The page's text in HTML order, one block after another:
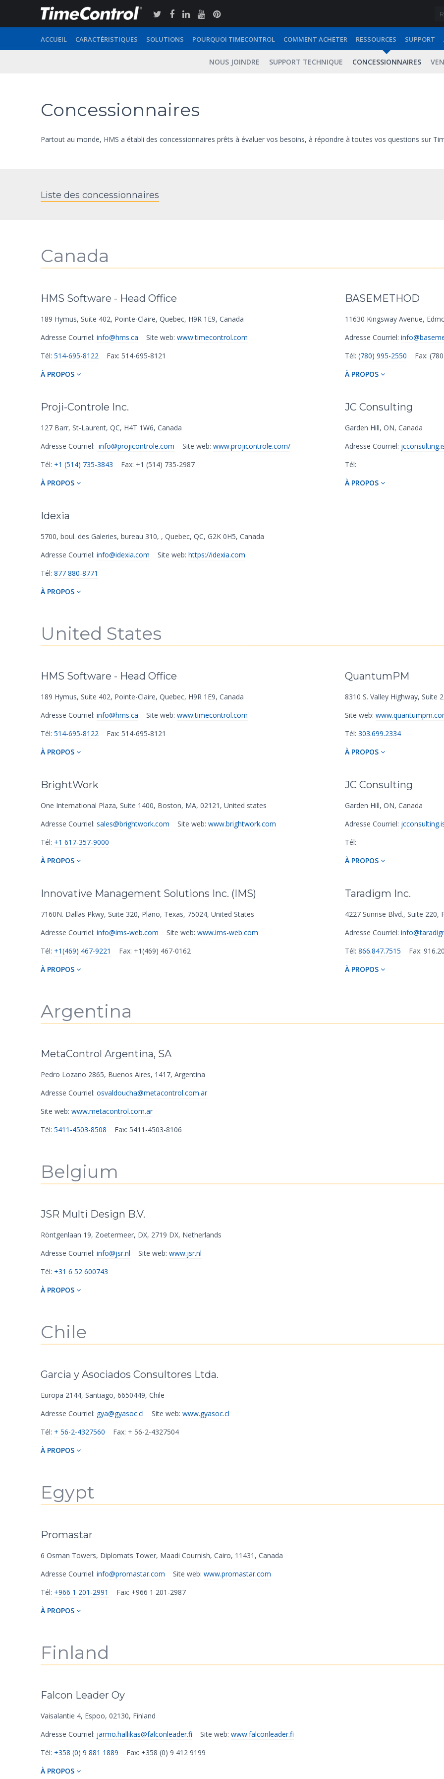
ACCUEIL CARACTÉRISTIQUES SOLUTIONS POURQUOI TIMECONTROL COMMENT ACHETER RESSOURCES SUPPORT
NOUS JOINDRE SUPPORT TECHNIQUE CONCESSIONNAIRES
Concessionnaires
Partout au monde, HMS a établi des concessionnaires prêts à évaluer vos besoins, à répondre à toutes vos questions sur
Liste des concessionnaires
Canada
HMS Software - Head Office
189 Hymus, Suite 402, Pointe-Claire, Quebec, H9R 1E9, Canada
Adresse Courriel: info@hms.ca Site web: www.timecontrol.com
Tél: 514-695-8122
Fax: 514-695-8121
À PROPOS
BASEMETHOD
11630 Kingsway Avenue,
Adresse Courriel:
Tél: (780) 995-2550
Fax:
À PROPOS
Proji-Controle Inc.
127 Barr, St-Laurent, QC, H4T 1W6, Canada
Adresse Courriel: info@projicontrole.com Site web: www.projicontrole.com/
Tél: +1 (514) 735-3843
Fax: +1 (514) 735-2987
À PROPOS
JC Consulting
Garden Hill, ON, Canada
Adresse Courriel:
Tél:
À PROPOS
Idexia
5700, boul. des Galeries, bureau 310, , Quebec, QC, G2K 0H5, Canada
Adresse Courriel: info@idexia.com Site web: https://idexia.com
Tél: 877 880-8771
À PROPOS
United States
HMS Software - Head Office
189 Hymus, Suite 402, Pointe-Claire, Quebec, H9R 1E9, Canada
Adresse Courriel: info@hms.ca Site web: www.timecontrol.com
Tél: 514-695-8122
Fax: 514-695-8121
À PROPOS
QuantumPM
8310 S. Valley Highway, Suite
Site web:
Tél: 303.699.2334
À PROPOS
BrightWork
One International Plaza, Suite 1400, Boston, MA, 02121 , United states
Adresse Courriel: sales@brightwork.com Site web: www.brightwork.com
Tél: +1 617-357-9000
À PROPOS
JC Consulting
Garden Hill, ON, Canada
Adresse Courriel:
Tél:
À PROPOS
Innovative Management Solutions Inc. (IMS)
7160N. Dallas Pkwy, Suite 320, Plano, Texas, 75024, United States
Adresse Courriel: info@ims-web.com Site web: www.ims-web.com
Tél: +1(469) 467-9221
Fax: +1(469) 467-0162
À PROPOS
Taradigm Inc.
4227 Sunrise Blvd., Suite 220,
Adresse Courriel:
Tél: 866.847.7515
Fax:
À PROPOS
Argentina
MetaControl Argentina, SA
Pedro Lozano 2865, Buenos Aires, 1417, Argentina
Adresse Courriel: osvaldoucha@metacontrol.com.ar
Site web: www.metacontrol.com.ar
Tél: 5411-4503-8508 Fax: 5411-4503-8106
Belgium
JSR Multi Design B.V.
Röntgenlaan 19, Zoetermeer, DX, 2719 DX, Netherlands
Adresse Courriel: info@jsr.nl Site web: www.jsr.nl
Tél: +31 6 52 600743
À PROPOS
Chile
Garcia y Asociados Consultores Ltda.
Europa 2144, Santiago, 6650449, Chile
Adresse Courriel: gya@gyasoc.cl Site web: www.gyasoc.cl
Tél: + 56-2-4327560
Fax: + 56-2-4327504
À PROPOS
Egypt
Promastar
6 Osman Towers, Diplomats Tower, Maadi Cournish, Cairo, 11431 , Canada
Adresse Courriel: info@promastar.com Site web: www.promastar.com
Tél: +966 1 201-2991
Fax: +966 1 201-2987
À PROPOS
Finland
Falcon Leader Oy
Vaisalantie 4, Espoo, 02130, Finland
Adresse Courriel: jarmo.hallikas@falconleader.fi Site web: www.falconleader.fi
Tél: +358 (0) 9 881 1889
Fax: +358 (0) 9 412 9199
À PROPOS